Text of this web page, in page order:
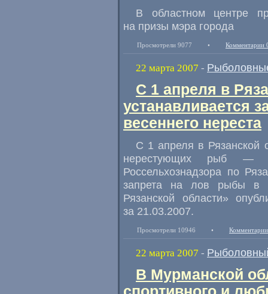
В областном центре
на призы мэра города
Просмотрели 9077 • Комментарии
22 марта 2007 -
C 1 апреля в
устанавливается
весеннего нереста
C 1 апреля в Рязанской
нерестующих рыб —
Россельхознадзора по
запрета на лов рыбы в
Рязанской области»
за 21.03.2007.
Просмотрели 10946 •
22 марта 2007 -
В Мурманской